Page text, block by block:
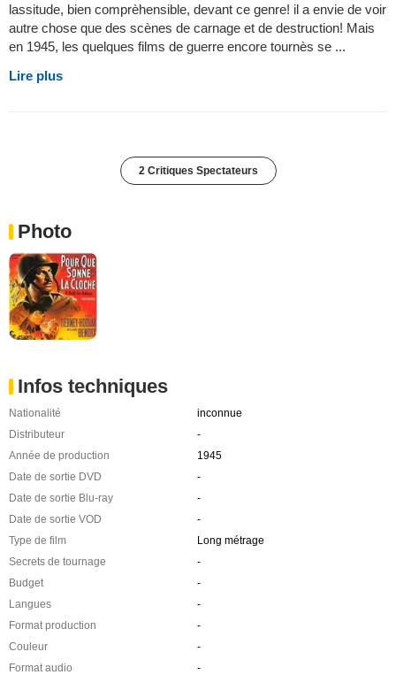
lassitude, bien comprèhensible, devant ce genre! il a envie de voir
autre chose que des scènes de carnage et de destruction! Mais
en 1945, les quelques films de guerre encore tournès se ...
Lire plus
2 Critiques Spectateurs
Photo
Infos techniques
Nationalité
inconnue
Distributeur
-
Année de production
1945
Date de sortie DVD
-
Date de sortie Blu-ray
-
Date de sortie VOD
-
Type de film
Long métrage
Secrets de tournage
-
Budget
-
Langues
-
Format production
-
Couleur
-
Format audio
-